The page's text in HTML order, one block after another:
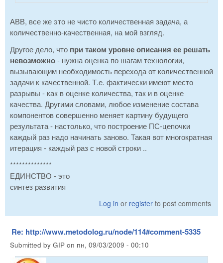
АВВ, все же это не чисто количественная задача, а
количественно-качественная, на мой взгляд.
Другое дело, что при таком уровне описания ее решать
невозможно- нужна оценка по шагам технологии,
вызывающим необходимость перехода от количественной
задачи к качественной. Т.е. фактически имеют место
разрывы - как в оценке количества, так и в оценке
качества. Другими словами, любое изменение состава
компонентов совершенно меняет картину будущего
результата - настолько, что построение ПС-цепочки
каждый раз надо начинать заново. Такая вот многократная
итерация - каждый раз с новой строки ..
**************
ЕДИНСТВО - это
синтез развития
Log in or register to post comments
Re: http://www.metodolog.ru/node/114#comment-5335
Submitted by GIP on пн, 09/03/2009 - 00:10